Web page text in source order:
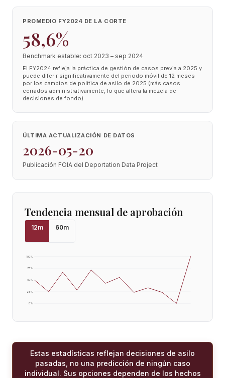
PROMEDIO FY2024 DE LA CORTE
58,6%
Benchmark estable: oct 2023 – sep 2024
El FY2024 refleja la práctica de gestión de casos previa a 2025 y
puede diferir significativamente del periodo móvil de 12 meses
por los cambios de política de asilo de 2025 (más casos
cerrados administrativamente, lo que altera la mezcla de
decisiones de fondo).
ÚLTIMA ACTUALIZACIÓN DE DATOS
2026-05-20
Publicación FOIA del Deportation Data Project
Tendencia mensual de aprobación
12m 60m
0%
25%
50%
75%
100%
Estas estadísticas reflejan decisiones de asilo
pasadas, no una predicción de ningún caso
individual. Sus opciones dependen de los hechos